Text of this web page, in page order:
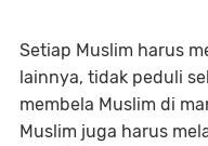
Setiap Muslim harus
lainnya, tidak peduli
membela Muslim di
Muslim juga harus